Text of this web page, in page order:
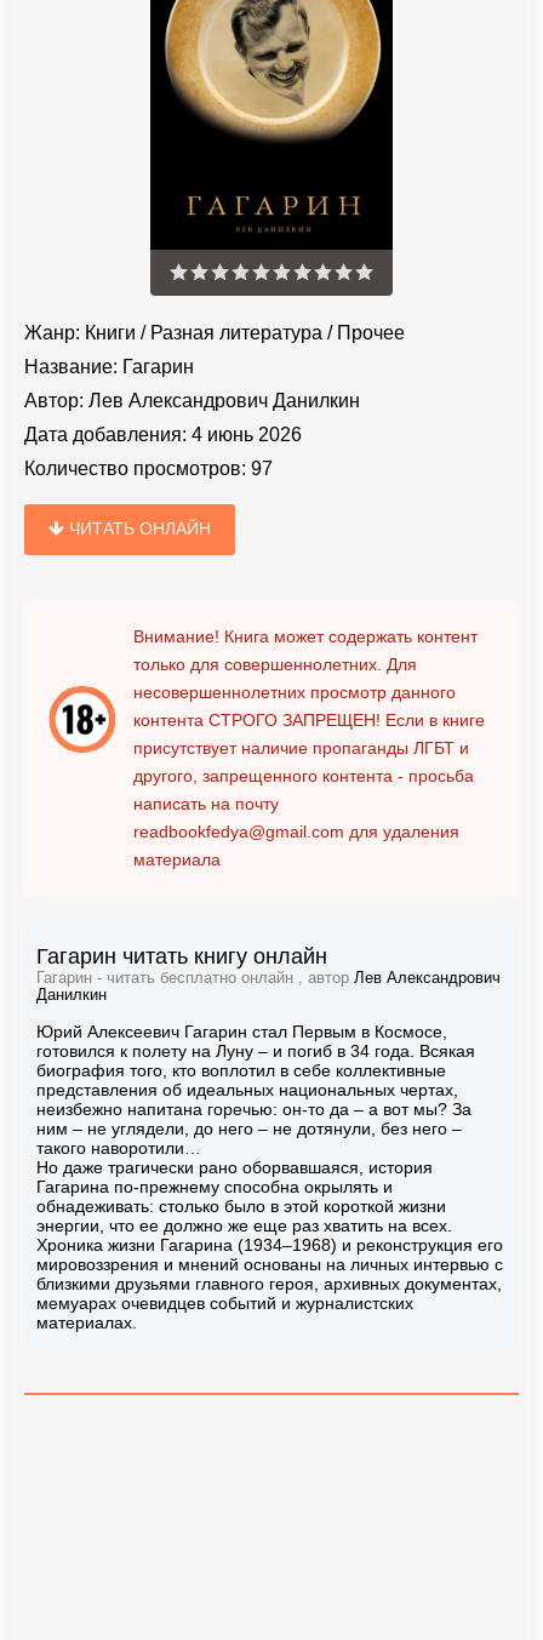
Жанр: Книги / Разная литература / Прочее
Название: Гагарин
Автор: Лев Александрович Данилкин
Дата добавления: 4 июнь 2026
Количество просмотров: 97
ЧИТАТЬ ОНЛАЙН
Внимание! Книга может содержать контент
только для совершеннолетних. Для
несовершеннолетних просмотр данного
контента СТРОГО ЗАПРЕЩЕН! Если в книге
присутствует наличие пропаганды ЛГБТ и
другого, запрещенного контента - просьба
написать на почту
readbookfedya@gmail.com для удаления
материала
Гагарин читать книгу онлайн
Гагарин - читать бесплатно онлайн , автор Лев Александрович
Данилкин
Юрий Алексеевич Гагарин стал Первым в Космосе,
готовился к полету на Луну – и погиб в 34 года. Всякая
биография того, кто воплотил в себе коллективные
представления об идеальных национальных чертах,
неизбежно напитана горечью: он-то да – а вот мы? За
ним – не углядели, до него – не дотянули, без него –
такого наворотили…
Но даже трагически рано оборвавшаяся, история
Гагарина по-прежнему способна окрылять и
обнадеживать: столько было в этой короткой жизни
энергии, что ее должно же еще раз хватить на всех.
Хроника жизни Гагарина (1934–1968) и реконструкция его
мировоззрения и мнений основаны на личных интервью с
близкими друзьями главного героя, архивных документах,
мемуарах очевидцев событий и журналистских
материалах.